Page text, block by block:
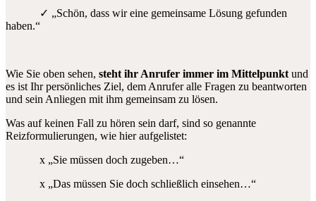
✓ „Schön, dass wir eine gemeinsame Lösung gefunden
haben.“
Wie Sie oben sehen, steht ihr Anrufer immer im Mittelpunkt und
es ist Ihr persönliches Ziel, dem Anrufer alle Fragen zu beantworten
und sein Anliegen mit ihm gemeinsam zu lösen.
Was auf keinen Fall zu hören sein darf, sind so genannte
Reizformulierungen, wie hier aufgelistet:
x „Sie müssen doch zugeben…“
x „Das müssen Sie doch schließlich einsehen…“